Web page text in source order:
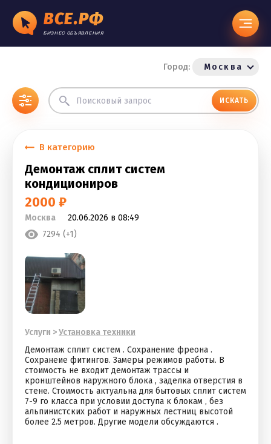
ВСЕ.РФ
БИЗНЕС ОБЪЯВЛЕНИЯ
Город: Москва
ИСКАТЬ
В категорию
Демонтаж сплит систем
кондициониров
2000 ₽
Москва
20.06.2026 в 08:49
7294 (+1)
Услуги >Установка техники
Демонтаж сплит систем . Сохранение фреона .
Сохранеие фитингов. Замеры режимов работы. В
стоимость не входит демонтаж трассы и
кронштейнов наружного блока , заделка отверстия в
стене. Стоимость актуальна для бытовых сплит систем
7-9 го класса при условии доступа к блокам , без
альпинистских работ и наружных лестниц высотой
более 2.5 метров. Другие модели обсуждаются .